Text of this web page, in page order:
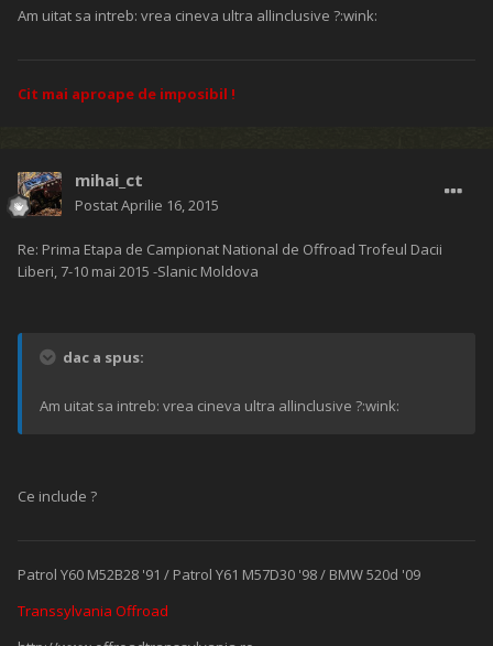
Am uitat sa intreb: vrea cineva ultra allinclusive ?:wink:
Cit mai aproape de imposibil !
mihai_ct
PostatAprilie 16, 2015
Re: Prima Etapa de Campionat National de Offroad Trofeul Dacii
Liberi, 7-10 mai 2015 -Slanic Moldova
dac a spus:
Am uitat sa intreb: vrea cineva ultra allinclusive ?:wink:
Ce include ?
Patrol Y60 M52B28 '91 / Patrol Y61 M57D30 '98 / BMW 520d '09
Transsylvania Offroad